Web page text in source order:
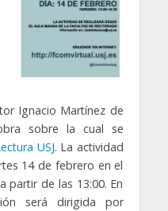
Ignacio Martínez de
sobre la cual se
USJ. La actividad
14 de febrero en el
partir de las 13:00. En
será dirigida por